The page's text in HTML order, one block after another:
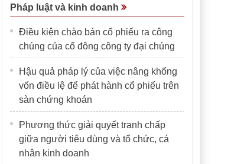
Pháp luật và kinh doanh
Điều kiện chào bán cổ phiếu ra công
chúng của cổ đông công ty đại chúng
Hậu quả pháp lý của việc nâng khống
vốn điều lệ để phát hành cổ phiếu trên
sàn chứng khoán
Phương thức giải quyết tranh chấp
giữa người tiêu dùng và tổ chức, cá
nhân kinh doanh